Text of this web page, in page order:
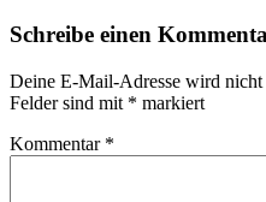
Schreibe einen
Deine E-Mail-Adresse wird
Felder sind mit * markiert
Kommentar *